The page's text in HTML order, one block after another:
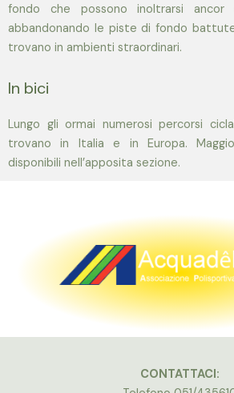
fondo che possono inoltrarsi
abbandonando le piste di fondo
trovano in ambienti straordinari.
In bici
Lungo gli ormai numerosi percorsi
trovano in Italia e in Europa.
disponibili nell’apposita sezione.
CONTATTACI: